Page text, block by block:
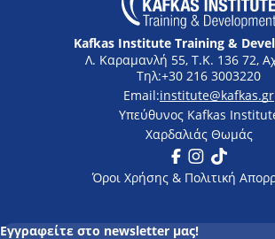
παράσχει βασικά εργαλεία στη διαμόρφωση
αποτελεσματικής πολιτικής ελέγχου.
Kafkas Institute Training &
Λ. Καραμανλή 55, Τ.Κ. 136 72,
+30 216 3003220
institute@kafkas.gr
Υπεύθυνος Kafkas
Χαρδαλιάς Θωμάς
Facebook
Instagram
Tik Tok
Όροι Χρήσης & Πολιτική
Εγγραφείτε στο newsletter μας!